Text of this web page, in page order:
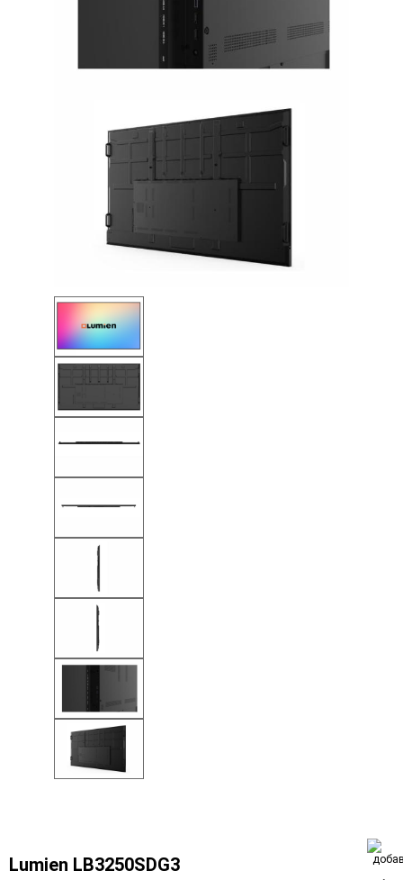
Lumien LB3250SDG3